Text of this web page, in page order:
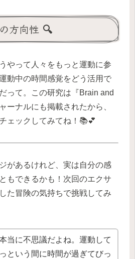
方向性 🔍
やって人々をもっと運動に参
動中の時間感覚をどう活用で
って。この研究は『Brain and
ーナルにも掲載されたから、
ェックしてみてね！📚💕
があるけれど、実は自分の感
もできるかも！次回のエクサ
た冒険の気持ちで挑戦してみ
当に不思議だよね。運動して
という間に時間が過ぎてびっ